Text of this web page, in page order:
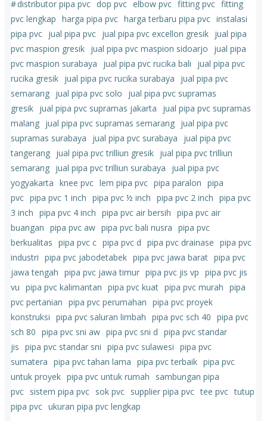
#distributor pipa pvc dop pvc elbow pvc fitting pvc fitting
pvc lengkap harga pipa pvc harga terbaru pipa pvc instalasi
pipa pvc jual pipa pvc jual pipa pvc excellon gresik jual pipa
pvc maspion gresik jual pipa pvc maspion sidoarjo
jual pipa
pvc maspion surabaya
jual pipa pvc rucika bali
jual pipa pvc
rucika gresik jual pipa pvc rucika surabaya
jual pipa pvc
semarang jual pipa pvc solo
jual pipa pvc supramas
gresik jual pipa pvc supramas jakarta
jual pipa pvc supramas
malang jual pipa pvc supramas semarang jual pipa pvc
supramas surabaya
jual pipa pvc surabaya
jual pipa pvc
tangerang jual pipa pvc trilliun gresik jual pipa pvc trilliun
semarang jual pipa pvc trilliun surabaya
jual pipa pvc
yogyakarta knee pvc lem pipa pvc pipa paralon pipa
pvc pipa pvc 1 inch pipa pvc ½ inch pipa pvc 2 inch pipa pvc
3 inch pipa pvc 4 inch pipa pvc air bersih pipa pvc air
buangan pipa pvc aw pipa pvc bali nusra pipa pvc
berkualitas pipa pvc c pipa pvc d pipa pvc drainase pipa pvc
industri pipa pvc jabodetabek pipa pvc jawa barat pipa pvc
jawa tengah pipa pvc jawa timur pipa pvc jis vp pipa pvc jis
vu pipa pvc kalimantan pipa pvc kuat pipa pvc murah pipa
pvc pertanian pipa pvc perumahan pipa pvc proyek
konstruksi pipa pvc saluran limbah pipa pvc sch 40 pipa pvc
sch 80 pipa pvc sni aw pipa pvc sni d pipa pvc standar
jis pipa pvc standar sni pipa pvc sulawesi pipa pvc
sumatera pipa pvc tahan lama pipa pvc terbaik pipa pvc
untuk proyek pipa pvc untuk rumah
sambungan pipa
pvc sistem pipa pvc sok pvc supplier pipa pvc tee pvc tutup
pipa pvc ukuran pipa pvc lengkap